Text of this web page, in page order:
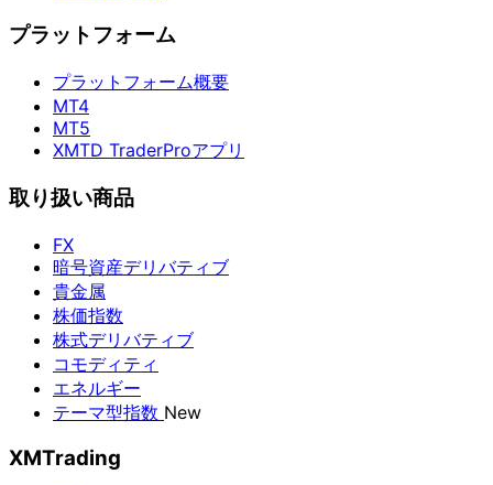
プラットフォーム
プラットフォーム概要
MT4
MT5
XMTD TraderProアプリ
取り扱い商品
FX
暗号資産デリバティブ
貴金属
株価指数
株式デリバティブ
コモディティ
エネルギー
テーマ型指数 New
XMTrading